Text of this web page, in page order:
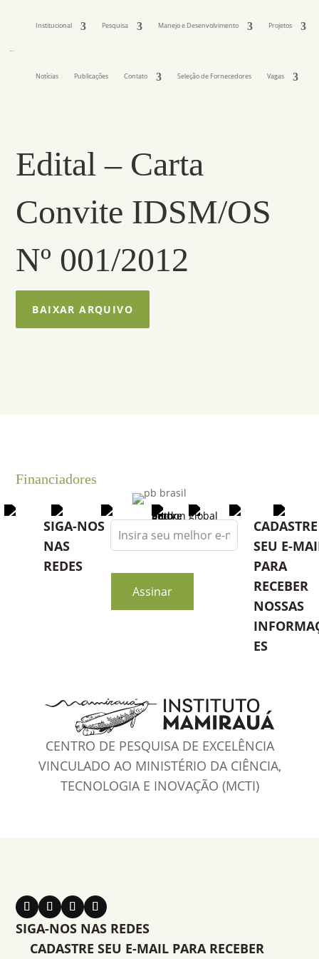
Institucional Pesquisa Manejo e Desenvolvimento Projetos
Notícias Publicações Contato Seleção de Fornecedores Vagas
Edital – Carta
Convite IDSM/OS
Nº 001/2012
BAIXAR ARQUIVO
Financiadores
SIGA-NOS
NAS
REDES
Leave
this
blank
Assinar
CADASTRE
SEU E-
PARA
RECEBER
NOSSAS
ES
CENTRO DE PESQUISA DE EXCELÊNCIA
VINCULADO AO MINISTÉRIO DA CIÊNCIA,
TECNOLOGIA E INOVAÇÃO (MCTI)
SIGA-NOS NAS REDES
CADASTRE SEU E-MAIL PARA RECEBER